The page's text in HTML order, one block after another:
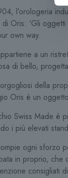
l’orologeria
Oris: ‘Gli
own way.
a un
di bello,
della
Oris è un
Swiss Made è
i più elevati
ogni sforzo
in proprio, che
consigliati